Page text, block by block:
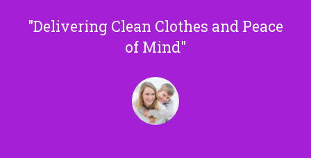
Delivering Clean Clothes and Peace
of Mind